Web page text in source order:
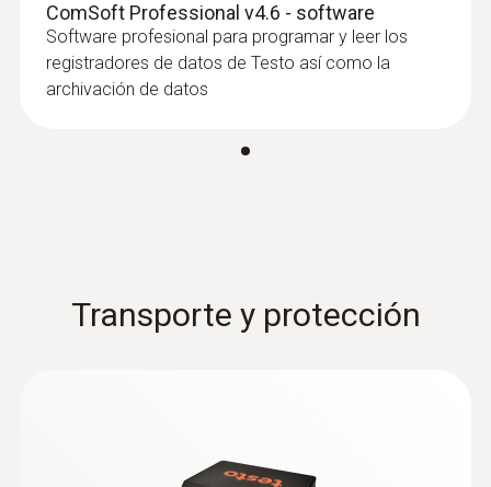
ComSoft Professional v4.6 - software
Software profesional para programar y leer los
registradores de datos de Testo así como la
archivación de datos
Transporte y protección